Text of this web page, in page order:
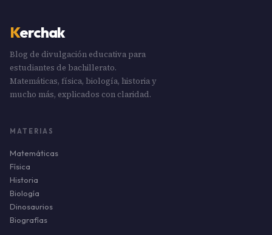
Kerchak
Blog de divulgación educativa para
estudiantes de bachillerato.
Matemáticas, física, biología, historia y
mucho más, explicados con claridad.
MATERIAS
Matemáticas
Física
Historia
Biología
Dinosaurios
Biografías